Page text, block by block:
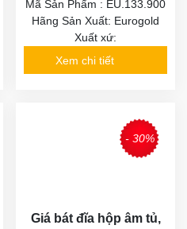
Mã Sản Phẩm : EU.133.900
Hãng Sản Xuất: Eurogold
Xuất xứ:
Xem chi tiết
- 30%
Giá bát đĩa hộp âm tủ,